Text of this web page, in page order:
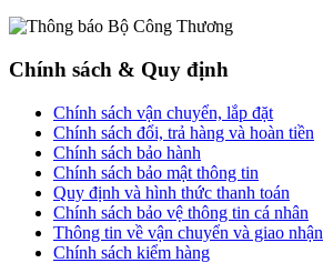
Chính sách & Quy định
Chính sách vận chuyển, lắp đặt
Chính sách đổi, trả hàng và hoàn tiền
Chính sách bảo hành
Chính sách bảo mật thông tin
Quy định và hình thức thanh toán
Chính sách bảo vệ thông tin cá nhân
Thông tin về vận chuyển và giao nhận
Chính sách kiểm hàng